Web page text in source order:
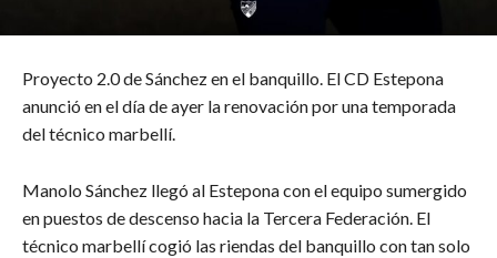
Proyecto 2.0 de Sánchez en el banquillo. El CD Estepona
anunció en el día de ayer la renovación por una temporada
del técnico marbellí.
Manolo Sánchez llegó al Estepona con el equipo sumergido
en puestos de descenso hacia la Tercera Federación. El
técnico marbellí cogió las riendas del banquillo con tan solo